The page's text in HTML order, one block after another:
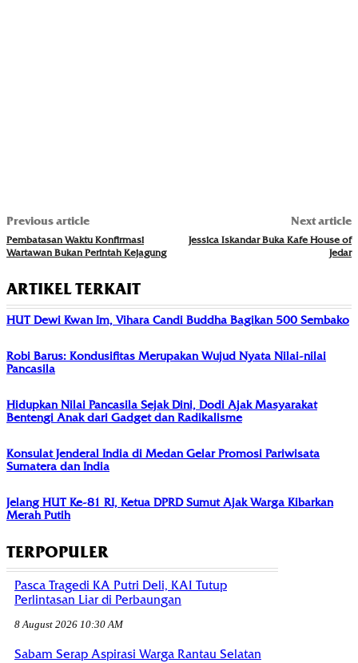
Previous article
Pembatasan Waktu Konfirmasi
Wartawan Bukan Perintah Kejagung
Next article
Jessica Iskandar Buka Kafe House of
Jedar
ARTIKEL TERKAIT
HUT Dewi Kwan Im, Vihara Candi Buddha Bagikan 500 Sembako
Robi Barus: Kondusifitas Merupakan Wujud Nyata Nilai-nilai
Pancasila
Hidupkan Nilai Pancasila Sejak Dini, Dodi Ajak Masyarakat
Bentengi Anak dari Gadget dan Radikalisme
Konsulat Jenderal India di Medan Gelar Promosi Pariwisata
Sumatera dan India
Jelang HUT Ke-81 RI, Ketua DPRD Sumut Ajak Warga Kibarkan
Merah Putih
TERPOPULER
Pasca Tragedi KA Putri Deli, KAI Tutup
Perlintasan Liar di Perbaungan
8 August 2026 10:30 AM
Sabam Serap Aspirasi Warga Rantau Selatan